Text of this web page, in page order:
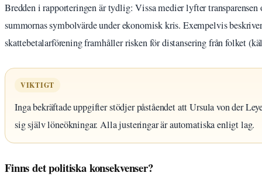
Bredden i rapporteringen är tydlig: Vissa medier lyfter transparensen
summornas symbolvärde under ekonomisk kris. Exempelvis
skattebetalarförening framhåller risken för distansering från folket
VIKTIGT
Inga bekräftade uppgifter stödjer påståendet att Ursula von der
sig själv löneökningar. Alla justeringar är automatiska enligt lag.
Finns det politiska konsekvenser?